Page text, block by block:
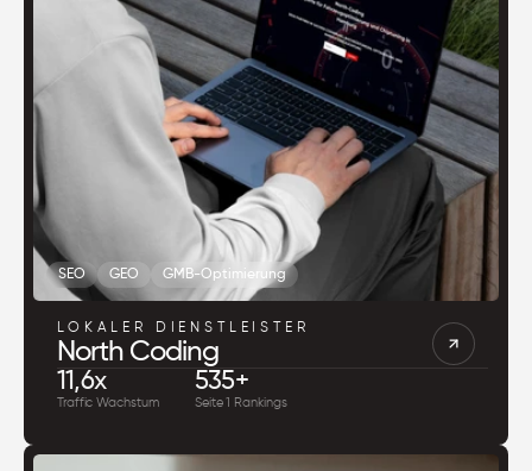
SEO GEO GMB-Optimierung
LOKALER DIENSTLEISTER
North Coding
11,6x
Traffic Wachstum
535+
Seite 1 Rankings